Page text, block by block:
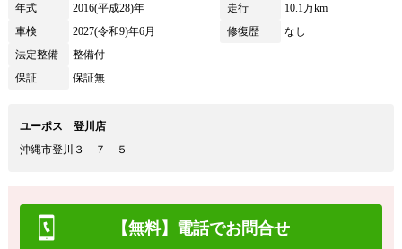
年式 2016(平成28)年 走行
10.1万km
車検
2027(令和9)年6月 修復歴
なし
法定整備
整備付
保証
保証無
ユーポス 登川店
沖縄市登川３－７－５
【無料】電話でお問合せ